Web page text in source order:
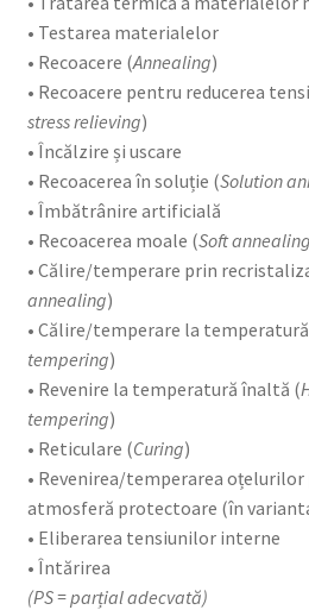
• Testarea materialelor
• Recoacere (Annealing)
• Recoacere pentru reducerea
stress relieving)
• Încălzire și uscare
• Recoacerea în soluție (Solution
• Îmbătrânire artificială
• Recoacerea moale (Soft annealing
• Călire/temperare prin
annealing)
• Călire/temperare la
tempering)
• Revenire la temperatură înaltă (
tempering)
• Reticulare (Curing)
• Revenirea/temperarea oțelurilor
atmosferă protectoare (în
• Eliberarea tensiunilor interne
• Întărirea
(PS = parțial adecvată)